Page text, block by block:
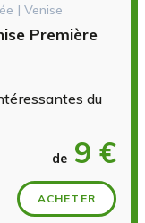
| Venise
Première
du
de 9 €
ACHETER